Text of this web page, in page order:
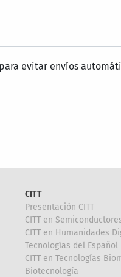
evitar envíos
CITT
Presentación CITT
CITT en
CITT en Humanidades
Tecnologías del Español
CITT en Tecnologías
Biotecnología